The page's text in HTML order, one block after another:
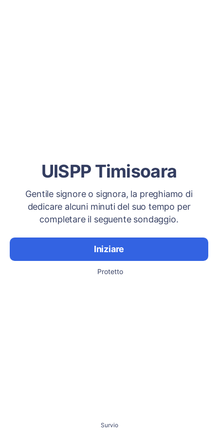
UISPP Timisoara
Gentile signore o signora, la preghiamo di
dedicare alcuni minuti del suo tempo per
completare il seguente sondaggio.
Iniziare
Protetto
Survio